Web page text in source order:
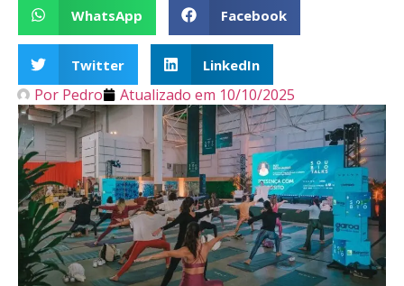
WhatsApp Facebook
Twitter LinkedIn
Por Pedro Atualizado em 10/10/2025